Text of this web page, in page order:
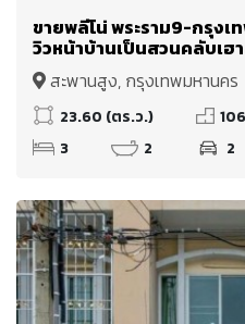
ขายพลีโน่ พระราม9-กรุงเ
วิวหน้าบ้านเป็นสวนคลับเฮ
เพียง 15 นาที
สะพานสูง, กรุงเทพมหานคร
23.60 (ตร.ว.)
3
2 2